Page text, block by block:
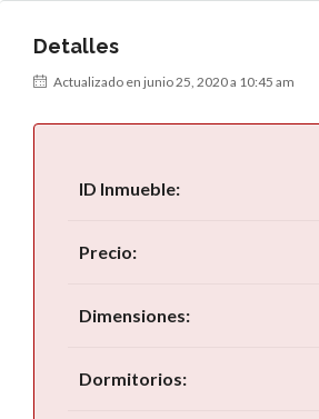
Detalles
Actualizado en junio 25, 2020 a 10:45 am
ID Inmueble:
Precio:
Dimensiones:
Dormitorios: